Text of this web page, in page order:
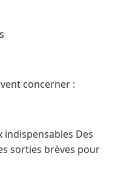
concerner :
indispensables Des
sorties brèves pour